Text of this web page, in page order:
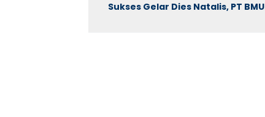
Sukses Gelar Dies Natalis, PT BMU